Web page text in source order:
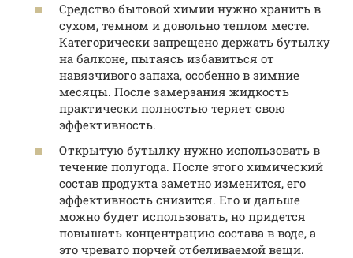
Средство бытовой химии нужно хранить в
сухом, темном и довольно теплом месте.
Категорически запрещено держать бутылку
на балконе, пытаясь избавиться от
навязчивого запаха, особенно в зимние
месяцы. После замерзания жидкость
практически полностью теряет свою
эффективность.
Открытую бутылку нужно использовать в
течение полугода. После этого химический
состав продукта заметно изменится, его
эффективность снизится. Его и дальше
можно будет использовать, но придется
повышать концентрацию состава в воде, а
это чревато порчей отбеливаемой вещи.